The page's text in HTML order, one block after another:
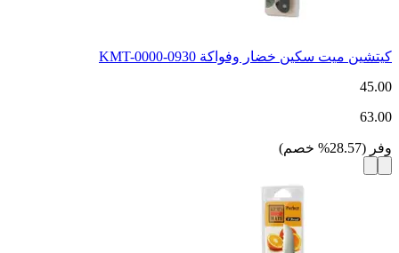
كيتشين ميت سكين خضار وفواكة KMT-0000-0930
45.00
63.00
وفر (
28.57
% خصم)